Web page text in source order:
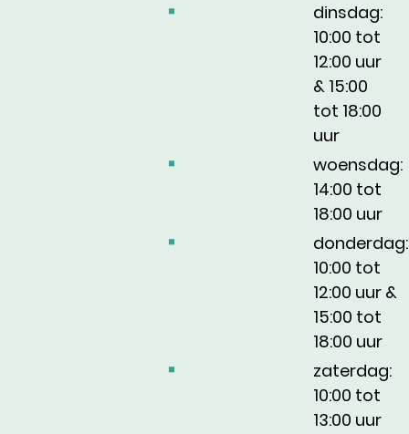
dinsdag:
10:00 tot
12:00 uur
& 15:00
tot 18:00
uur
woensdag:
14:00 tot
18:00 uur
donderdag:
10:00 tot
12:00 uur &
15:00 tot
18:00 uur
zaterdag:
10:00 tot
13:00 uur